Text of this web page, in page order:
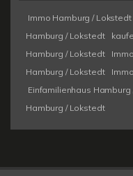
Immo Hamburg / Lokstedt
Hamburg / Lokstedt
Hamburg / Lokstedt
Hamburg / Lokstedt
Einfamilienhaus
Hamburg / Lokstedt